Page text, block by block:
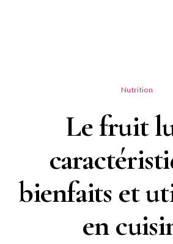
Nutrition
Le fruit
bienfaits et
en